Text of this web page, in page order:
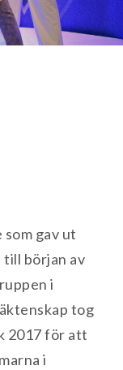
gav ut
till början av
i
tog
2017 för att
i